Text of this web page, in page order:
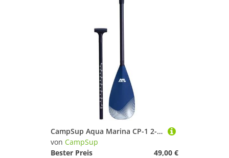
CampSup Aqua Marina CP-1 2-teiliges verstellbares Kajakpaddel Kanupaddel
von CampSup
Bester Preis
49,00 €